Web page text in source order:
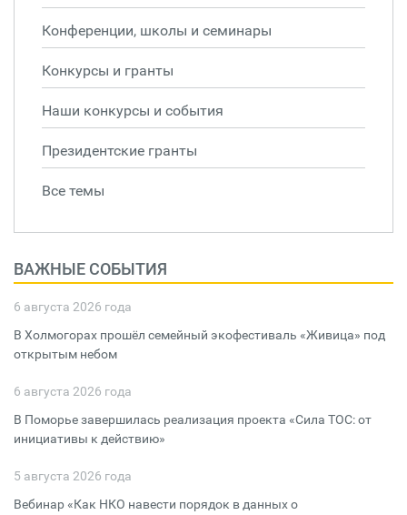
Конференции, школы и семинары
Конкурсы и гранты
Наши конкурсы и события
Президентские гранты
Все темы
ВАЖНЫЕ СОБЫТИЯ
6 августа 2026 года
В Холмогорах прошёл семейный экофестиваль «Живица» под
открытым небом
6 августа 2026 года
В Поморье завершилась реализация проекта «Сила ТОС: от
инициативы к действию»
5 августа 2026 года
Вебинар «Как НКО навести порядок в данных о